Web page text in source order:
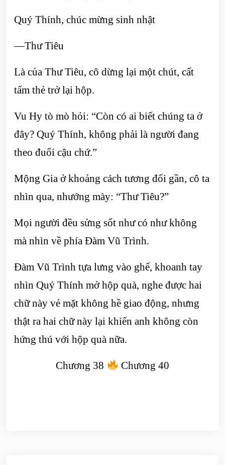
Quý Thính, chúc mừng sinh nhật
—Thư Tiêu
Là của Thư Tiêu, cô dừng lại một chút, cất
tấm thẻ trở lại hộp.
Vu Hy tò mò hỏi: “Còn có ai biết chúng ta ở
đây? Quý Thính, không phải là người đang
theo đuổi cậu chứ.”
Mộng Gia ở khoảng cách tương đối gần, cô ta
nhìn qua, nhướng mày: “Thư Tiêu?”
Mọi người đều sửng sốt như có như không
mà nhìn về phía Đàm Vũ Trình.
Đàm Vũ Trình tựa lưng vào ghế, khoanh tay
nhìn Quý Thính mở hộp quà, nghe được hai
chữ này vẻ mặt không hề giao động, nhưng
thật ra hai chữ này lại khiến anh không còn
hứng thú với hộp quà nữa.
Chương 38 Chương 40